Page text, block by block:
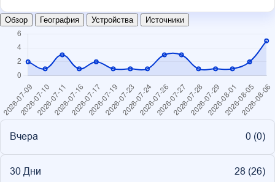
Обзор География Устройства Источники
Вчера 0 (0)
30 Дни 28 (26)